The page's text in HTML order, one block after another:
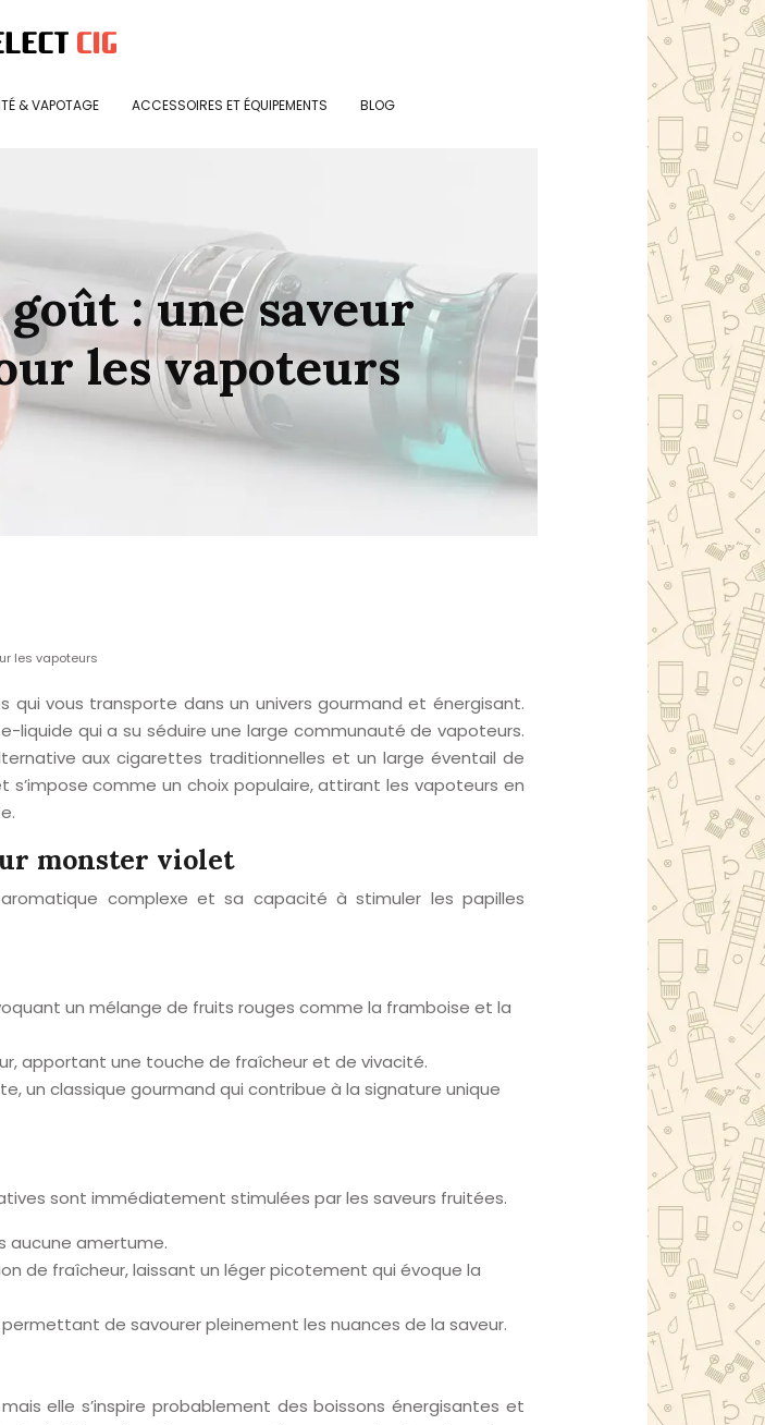
& VAPOTAGE ACCESSOIRES ET ÉQUIPEMENTS BLOG
: une saveur
les vapoteurs
les vapoteurs
qui vous transporte dans un univers gourmand et énergisant.
liquide qui a su séduire une large communauté de vapoteurs.
aux cigarettes traditionnelles et un large éventail de
s’impose comme un choix populaire, attirant les vapoteurs en
monster violet
complexe et sa capacité à stimuler les papilles
un mélange de fruits rouges comme la framboise et la
apportant une touche de fraîcheur et de vivacité.
un classique gourmand qui contribue à la signature unique
sont immédiatement stimulées par les saveurs fruitées.
aucune amertume.
de fraîcheur, laissant un léger picotement qui évoque la
de savourer pleinement les nuances de la saveur.
elle s’inspire probablement des boissons énergisantes et